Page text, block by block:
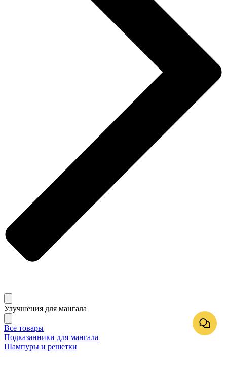
Улучшения для мангала
Все товары
Подказанники для мангала
Шампуры и решетки